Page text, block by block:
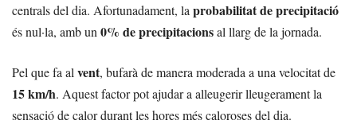
centrals del dia. Afortunadament, laprobabilitat de precipitació
és nul·la, amb un0% de precipitacionsal llarg de la jornada.
Pel que fa alvent, bufarà de manera moderada a una velocitat de
15 km/h. Aquest factor pot ajudar a alleugerir lleugerament la
sensació de calor durant les hores més caloroses del dia.